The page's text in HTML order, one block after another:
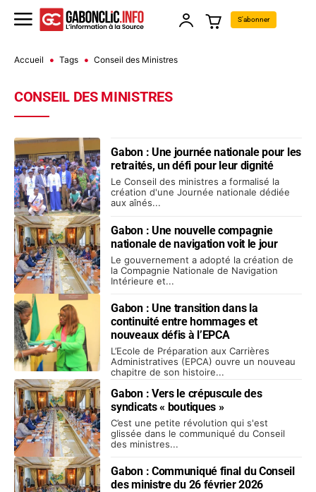
S'abonner
Accueil Tags Conseil des Ministres
CONSEIL DES MINISTRES
Gabon : Une journée nationale pour les
retraités, un défi pour leur dignité
Le Conseil des ministres a formalisé la
création d'une Journée nationale dédiée
aux aînés...
Gabon : Une nouvelle compagnie
nationale de navigation voit le jour
Le gouvernement a adopté la création de
la Compagnie Nationale de Navigation
Intérieure et...
Gabon : Une transition dans la
continuité entre hommages et
nouveaux défis à l’EPCA
L’Ecole de Préparation aux Carrières
Administratives (EPCA) ouvre un nouveau
chapitre de son histoire...
Gabon : Vers le crépuscule des
syndicats « boutiques »
C’est une petite révolution qui s'est
glissée dans le communiqué du Conseil
des ministres...
Gabon : Communiqué final du Conseil
des ministre du 26 février 2026